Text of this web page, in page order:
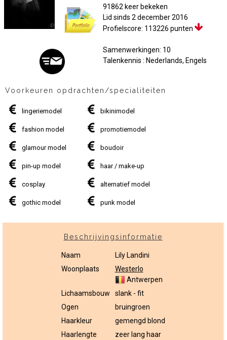
91862 keer bekeken
Lid sinds 2 december 2016
Profielscore: 113226 punten
Samenwerkingen: 10
Talenkennis : Nederlands, Engels
Voorkeuren opdrachten/specialiteiten
lingeriemodel bikinimodel
fashion model promotiemodel
glamour model boudoir
pin-up model haar / make-up
cosplay alternatief model
gothic model punk model
Beschrijvingsinformatie
Naam
Lily Landini
Woonplaats
Westerlo
Antwerpen
Lichaamsbouw
slank - fit
Ogen
bruingroen
Haarkleur
gemengd blond
Haarlengte
zeer lang haar